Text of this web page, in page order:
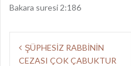
Bakara suresi 2:186
ŞÜPHESİZ RABBİNİN
CEZASI ÇOK ÇABUKTUR